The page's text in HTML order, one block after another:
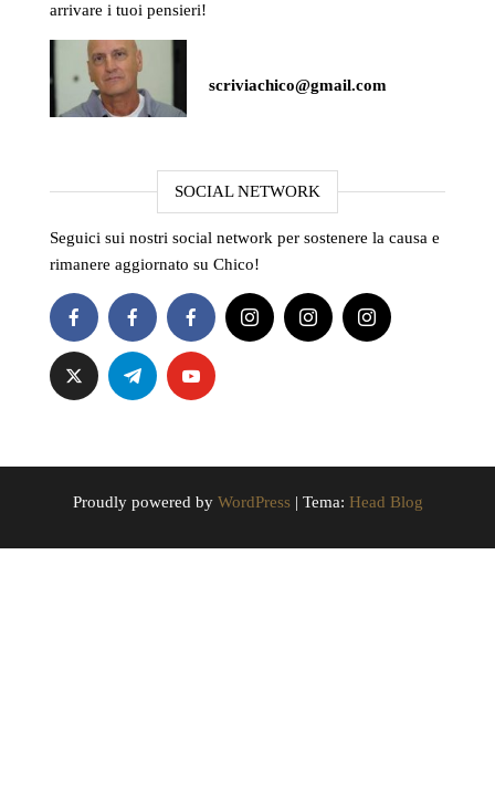
arrivare i tuoi pensieri!
scriviachico@gmail.com
SOCIAL NETWORK
Seguici sui nostri social network per sostenere la causa e
rimanere aggiornato su Chico!
Proudly powered by WordPress | Tema: Head Blog